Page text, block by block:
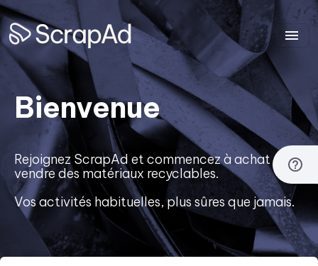
menu
Bienvenue
Rejoignez ScrapAd et commencez à achat et à
vendre des matériaux recyclables.
Vos activités habituelles, plus sûres que jamais.
help_outline